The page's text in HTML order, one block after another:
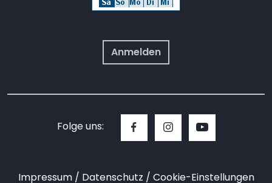
Anmelden
Folge uns:
Impressum Datenschutz Cookie-Einstellungen